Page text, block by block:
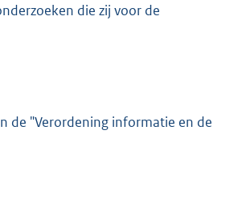
die zij voor de
de "Verordening informatie en de